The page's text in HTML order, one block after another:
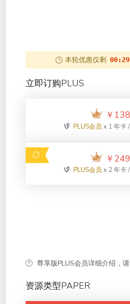
本轮优惠仅剩
立即订购PLUS
￥ 138
PLUS会员x 1 年卡
￥ 249
PLUS会员x 2 年卡
尊享版PLUS会员详细介绍，
资源类型PAPER